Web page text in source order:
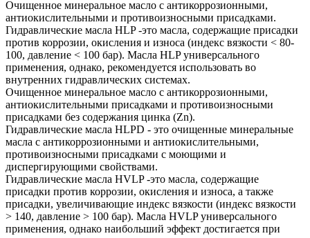
Очищенное минеральное масло с антикоррозионными,
антиокислительными и противоизносными присадками.
Гидравлические масла HLP -это масла, содержащие присадки
против коррозии, окисления и износа (индекс вязкости < 80-
100, давление < 100 бар). Масла HLP универсального
применения, однако, рекомендуется использовать во
внутренних гидравлических системах.
Очищенное минеральное масло с антикоррозионными,
антиокислительными присадками и противоизносными
присадками без содержания цинка (Zn).
Гидравлические масла HLPD - это очищенные минеральные
масла с антикоррозионными и антиокислительными,
противоизносными присадками с моющими и
диспергирующими свойствами.
Гидравлические масла HVLP -это масла, содержащие
присадки против коррозии, окисления и износа, а также
присадки, увеличивающие индекс вязкости (индекс вязкости
> 140, давление > 100 бар). Масла HVLP универсального
применения, однако наибольший эффект достигается при